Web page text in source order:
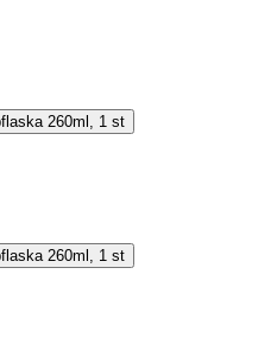
260ml, 1 st
260ml, 1 st